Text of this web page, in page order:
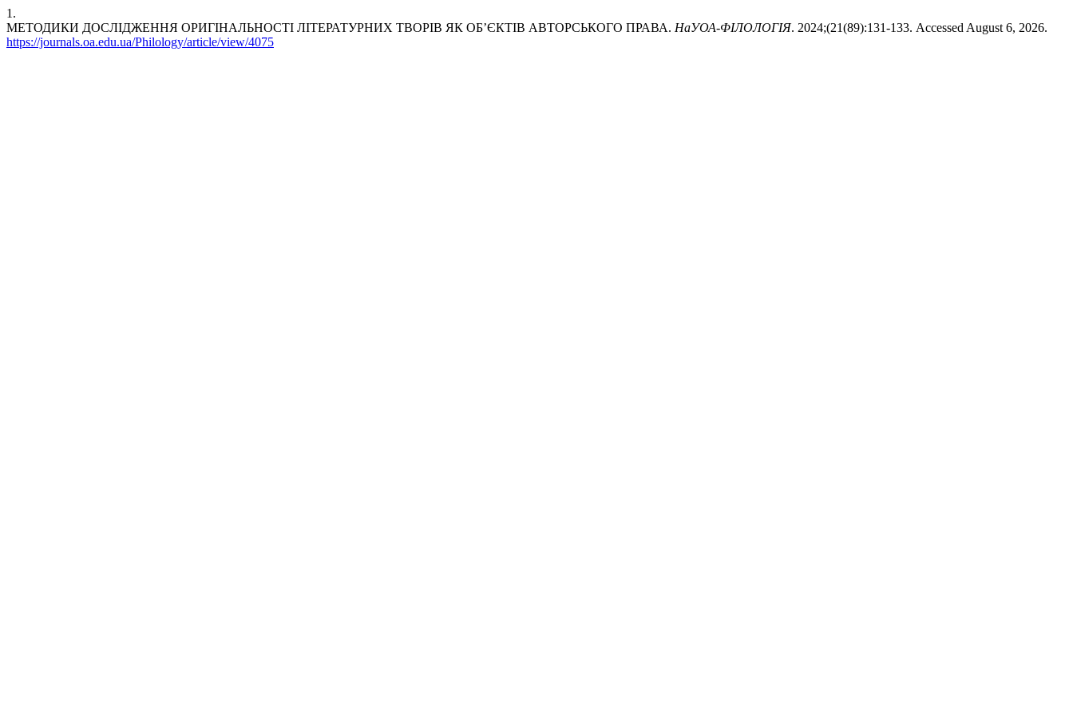
1.
МЕТОДИКИ ДОСЛІДЖЕННЯ ОРИГІНАЛЬНОСТІ ЛІТЕРАТУРНИХ ТВОРІВ ЯК ОБ’ЄКТІВ АВТОРСЬКОГО ПРАВА. НаУОА-ФІЛОЛОГІЯ. 2024;(21(89):131-133. Accessed August 6, 2026.
https://journals.oa.edu.ua/Philology/article/view/4075